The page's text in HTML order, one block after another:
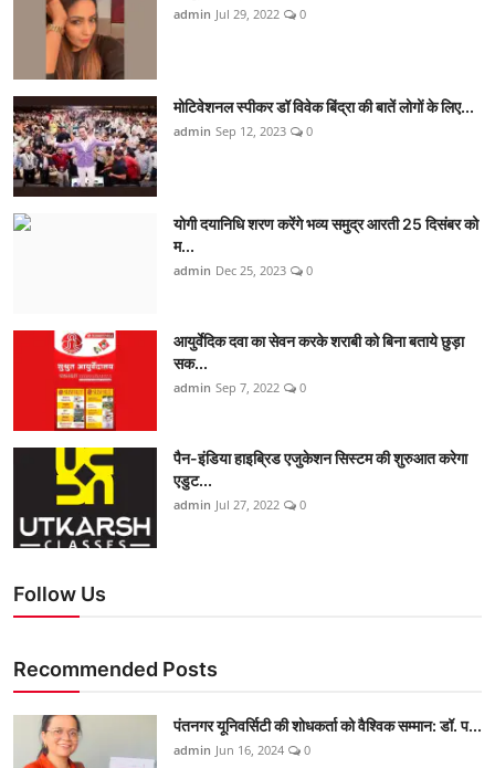
admin Jul 29, 2022 0
मोटिवेशनल स्पीकर डॉ विवेक बिंद्रा की बातें लोगों के लिए...
admin Sep 12, 2023 0
योगी दयानिधि शरण करेंगे भव्य समुद्र आरती 25 दिसंबर को
म...
admin Dec 25, 2023 0
आयुर्वेदिक दवा का सेवन करके शराबी को बिना बताये छुड़ा
सक...
admin Sep 7, 2022 0
पैन-इंडिया हाइब्रिड एजुकेशन सिस्टम की शुरुआत करेगा
एडुट...
admin Jul 27, 2022 0
Follow Us
Recommended Posts
पंतनगर यूनिवर्सिटी की शोधकर्ता को वैश्विक सम्मान: डॉ. प...
admin Jun 16, 2024 0